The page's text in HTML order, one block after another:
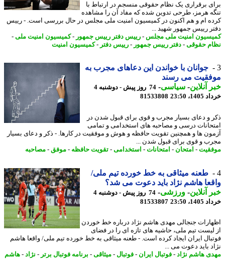
برقراری یک نظام حقوقی منسجم در ارتباط با
هرمز، طرحی تدوین شده که مفاد آن را مشاهده
ام و هم اکنون در کمیسیون امنیت ملی مجلس در حال بررسی است. - رییس
رییس جمهور شهید ...
امنیت ملی مجلس-رییس دفتر رییس جمهور-کمیسیون امنیت ملی -
حقوقی-دفتر رییس جمهور-رییس دفتر -کمیسیون امنیت
جوانان با خواندن این دعاهای مجرب به
می رسند
آنلاین-سیاسی-
74 روز پیش - دوشنبه 4
23:50
81533808
و دعای بسیار مجرب و قوی برای قبول شدن در
درسی و مصاحبه های استخدامی و تمامی
ها و همچنین تقویت حافظه و هوش و موفقیت در کارها. - ذکر و دعای بسیار
و قوی برای قبول شدن ...
-امتحان-امتحانات-استخدامی-تقویت حافظه-موفق-مصاحبه
طعنه میثاقی به خط خورده تیم ملی/
هاشم نژاد باید دعوت می شد؟
آنلاین-ورزشی-
74 روز پیش - دوشنبه 4
23:50
81533807
جنجالی مهدی هاشم نژاد درباره خط خوردن
تیم ملی، حاشیه های تازه ای را در فضای
ایران ایجاد کرده است. - طعنه میثاقی به خط خورده تیم ملی/ واقعا هاشم
باید دعوت می ...
هاشم نژاد -فوتبال ایران - فوتبال-میثاقی-برنامه فوتبال برتر - نژاد -هاشم